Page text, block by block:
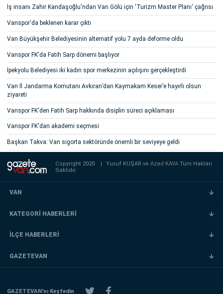
İş insanı Zahir Kandaşoğlu'ndan Van Gölü için 'Turizm Master Planı' çağrısı
Vanspor'da beklenen karar çıktı
Van Büyükşehir Belediyesinin alternatif yolu 7 ayda deforme oldu
Vanspor FK'da Fatih Sarp dönemi başlıyor
İpekyolu Belediyesi iki kadın spor merkezinin açılışını gerçekleştirdi
Van İl Jandarma Komutanı Avkıran’dan Kaymakam Keser’e hayırlı olsun
ziyareti
Vanspor FK'den Fatih Sarp hakkında disiplin süreci açıklaması
Vanspor FK'dan akademi seçmesi
Başkan Takva: Van sigorta sektöründe önemli bir seviyeye geldi
Copyright 2020 | Yusuf KUŞAR veAzad KAYATüm Hakları
Saklıdır.
VAN
KATEGORİ HABERLERİ
İLÇE HABERLERİ
GAZETEVAN
GAZETEVAN'nı Keşfedin